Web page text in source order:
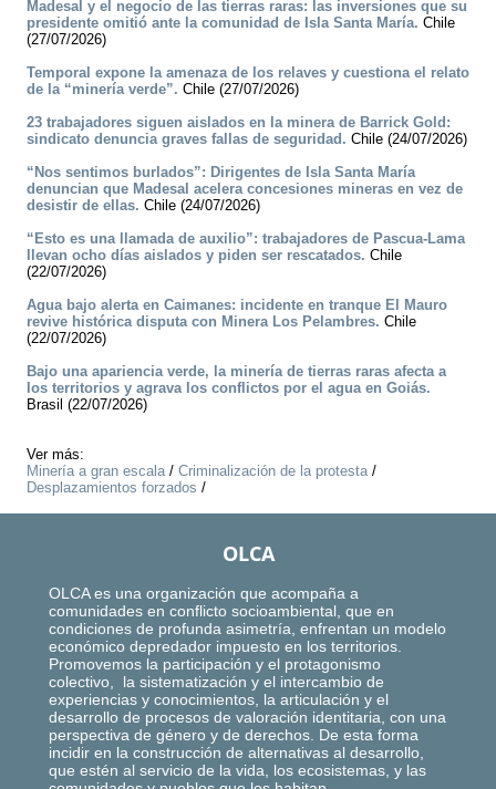
Madesal y el negocio de las tierras raras: las inversiones que su
presidente omitió ante la comunidad de Isla Santa María. Chile
(27/07/2026)
Temporal expone la amenaza de los relaves y cuestiona el relato
de la “minería verde”. Chile (27/07/2026)
23 trabajadores siguen aislados en la minera de Barrick Gold:
sindicato denuncia graves fallas de seguridad. Chile (24/07/2026)
“Nos sentimos burlados”: Dirigentes de Isla Santa María
denuncian que Madesal acelera concesiones mineras en vez de
desistir de ellas. Chile (24/07/2026)
“Esto es una llamada de auxilio”: trabajadores de Pascua-Lama
llevan ocho días aislados y piden ser rescatados. Chile
(22/07/2026)
Agua bajo alerta en Caimanes: incidente en tranque El Mauro
revive histórica disputa con Minera Los Pelambres. Chile
(22/07/2026)
Bajo una apariencia verde, la minería de tierras raras afecta a
los territorios y agrava los conflictos por el agua en Goiás.
Brasil (22/07/2026)
Ver más:
Minería a gran escala/ Criminalización de la protesta/
Desplazamientos forzados /
OLCA
OLCA es una organización que acompaña a
comunidades en conflicto socioambiental, que en
condiciones de profunda asimetría, enfrentan un modelo
económico depredador impuesto en los territorios.
Promovemos la participación y el protagonismo
colectivo, la sistematización y el intercambio de
experiencias y conocimientos, la articulación y el
desarrollo de procesos de valoración identitaria, con una
perspectiva de género y de derechos. De esta forma
incidir en la construcción de alternativas al desarrollo,
que estén al servicio de la vida, los ecosistemas, y las